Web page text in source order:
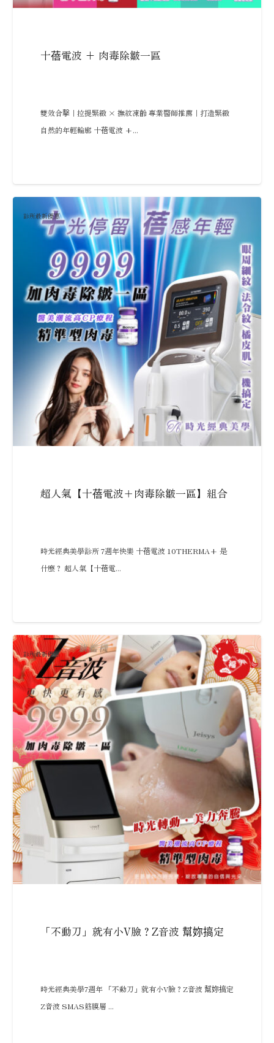
十蓓電波 + 肉毒除皺一區
雙效合擊｜拉提緊緻 × 撫紋凍齡 專業醫師推薦｜打造緊緻
自然的年輕輪廓 十蓓電波 +...
診所最新優惠
超人氣【十蓓電波＋肉毒除皺一區】組合
時光經典美學診所 7週年快樂 十蓓電波 10THERMA+ 是
什麼？ 超人氣【十蓓電...
診所最新優惠
「不動刀」就有小V臉？Z音波 幫妳搞定
時光經典美學7週年 「不動刀」就有小V臉？Z音波 幫妳搞定
Z音波 SMAS筋膜層 ...